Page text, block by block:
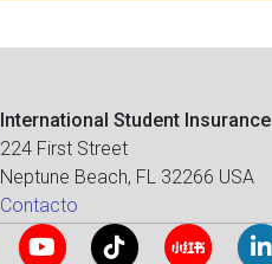
International Student Insurance
224 First Street
Neptune Beach, FL 32266 USA
Contacto